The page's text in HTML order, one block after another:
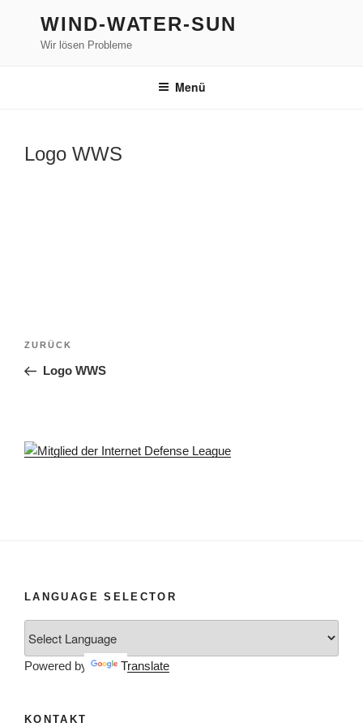
springen
WIND-WATER-SUN
Wir lösen Probleme
Menü
Logo WWS
Beitragsnavigation
Vorheriger
Beitrag
ZURÜCK
Logo WWS
LANGUAGE SELECTOR
Powered by Translate
KONTAKT